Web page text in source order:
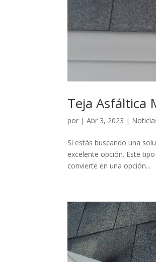
Teja Asfáltica
por |Abr 3, 2023 |
Si estás buscando una
excelente opción. Este
convierte en una opción...